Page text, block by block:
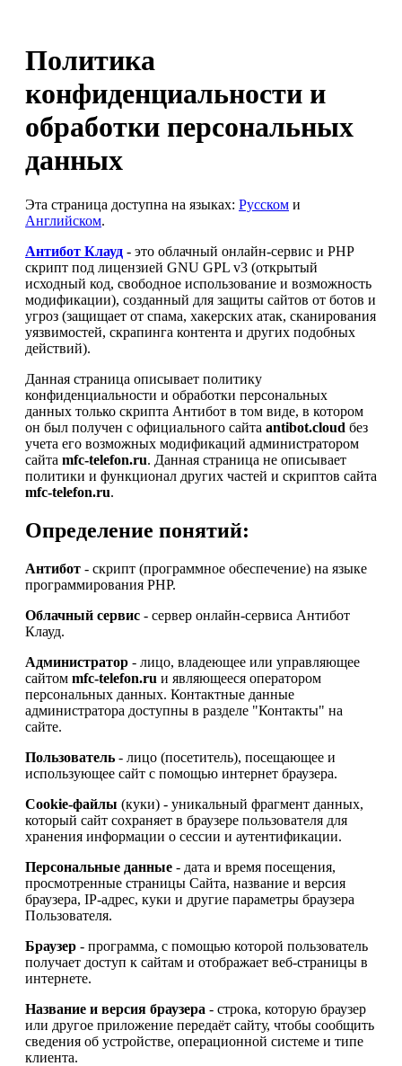
Политика
конфиденциальности и
обработки персональных
данных
Эта страница доступна на языках: Русском и
Английском.
Антибот Клауд - это облачный онлайн-сервис и PHP
скрипт под лицензией GNU GPL v3 (открытый
исходный код, свободное использование и возможность
модификации), созданный для защиты сайтов от ботов и
угроз (защищает от спама, хакерских атак, сканирования
уязвимостей, скрапинга контента и других подобных
действий).
Данная страница описывает политику
конфиденциальности и обработки персональных
данных только скрипта Антибот в том виде, в котором
он был получен с официального сайта antibot.cloud без
учета его возможных модификаций администратором
сайта mfc-telefon.ru. Данная страница не описывает
политики и функционал других частей и скриптов сайта
mfc-telefon.ru.
Определение понятий:
Антибот - скрипт (программное обеспечение) на языке
программирования PHP.
Облачный сервис - сервер онлайн-сервиса Антибот
Клауд.
Администратор - лицо, владеющее или управляющее
сайтом mfc-telefon.ru и являющееся оператором
персональных данных. Контактные данные
администратора доступны в разделе "Контакты" на
сайте.
Пользователь - лицо (посетитель), посещающее и
использующее сайт с помощью интернет браузера.
Cookie-файлы (куки) - уникальный фрагмент данных,
который сайт сохраняет в браузере пользователя для
хранения информации о сессии и аутентификации.
Персональные данные - дата и время посещения,
просмотренные страницы Сайта, название и версия
браузера, IP-адрес, куки и другие параметры браузера
Пользователя.
Браузер - программа, с помощью которой пользователь
получает доступ к сайтам и отображает веб-страницы в
интернете.
Название и версия браузера - строка, которую браузер
или другое приложение передаёт сайту, чтобы сообщить
сведения об устройстве, операционной системе и типе
клиента.